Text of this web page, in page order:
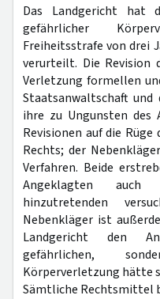
Das Landgericht hat
gefährlicher
Freiheitsstrafe von drei
verurteilt. Die Revision
Verletzung formellen
Staatsanwaltschaft
ihre zu Ungunsten des
Revisionen auf die
Rechts; der
Verfahren. Beide
Angeklagten auch
hinzutretenden
Nebenkläger ist
Landgericht den
gefährlichen,
Körperverletzung hätte
Sämtliche Rechtsmittel